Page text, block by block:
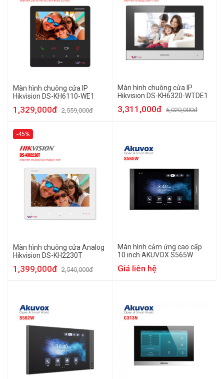
Màn hình chuông cửa IP
Hikvision DS-KH6110-WE1
1,329,000đ 2,559,000đ
Màn hình chuông cửa IP
Hikvision DS-KH6320-WTDE1
3,311,000đ 6,020,000đ
-45%
Màn hình chuông cửa Analog
Hikvision DS-KH2230T
1,399,000đ 2,540,000đ
Màn hình cảm ứng cao cấp
10 inch AKUVOX S565W
Giá liên hệ